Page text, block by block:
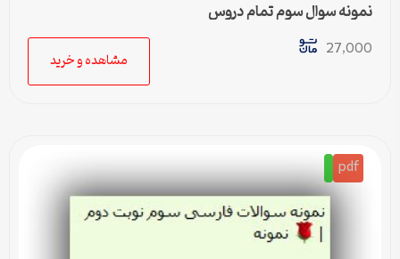
نمونه سوال سوم تمام دروس
27,000
مشاهده و خرید
pdf